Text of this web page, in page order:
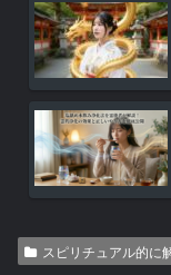
スピリチュアル的に